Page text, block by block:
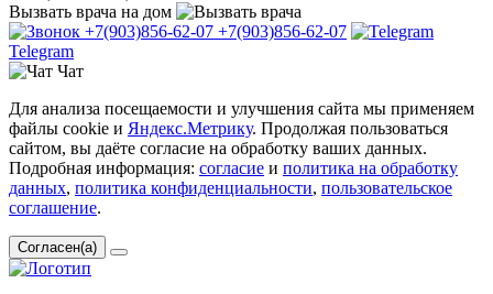
Вызвать врача на дом
+7(903)856-62-07 +7(903)856-62-07
Telegram
Чат
Для анализа посещаемости и улучшения сайта мы применяем
файлы cookie и Яндекс.Метрику. Продолжая пользоваться
сайтом, вы даёте согласие на обработку ваших данных.
Подробная информация: согласие и политика на обработку
данных, политика конфиденциальности, пользовательское
соглашение.
Согласен(а)